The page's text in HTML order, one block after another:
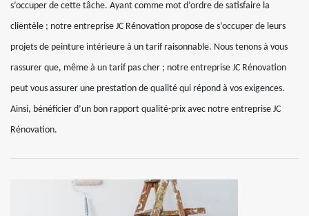
s’occuper de cette tâche. Ayant comme mot d’ordre de satisfaire la
clientèle ; notre entreprise JC Rénovation propose de s’occuper de leurs
projets de peinture intérieure à un tarif raisonnable. Nous tenons à vous
rassurer que, même à un tarif pas cher ; notre entreprise JC Rénovation
peut vous assurer une prestation de qualité qui répond à vos exigences.
Ainsi, bénéficier d’un bon rapport qualité-prix avec notre entreprise JC
Rénovation.